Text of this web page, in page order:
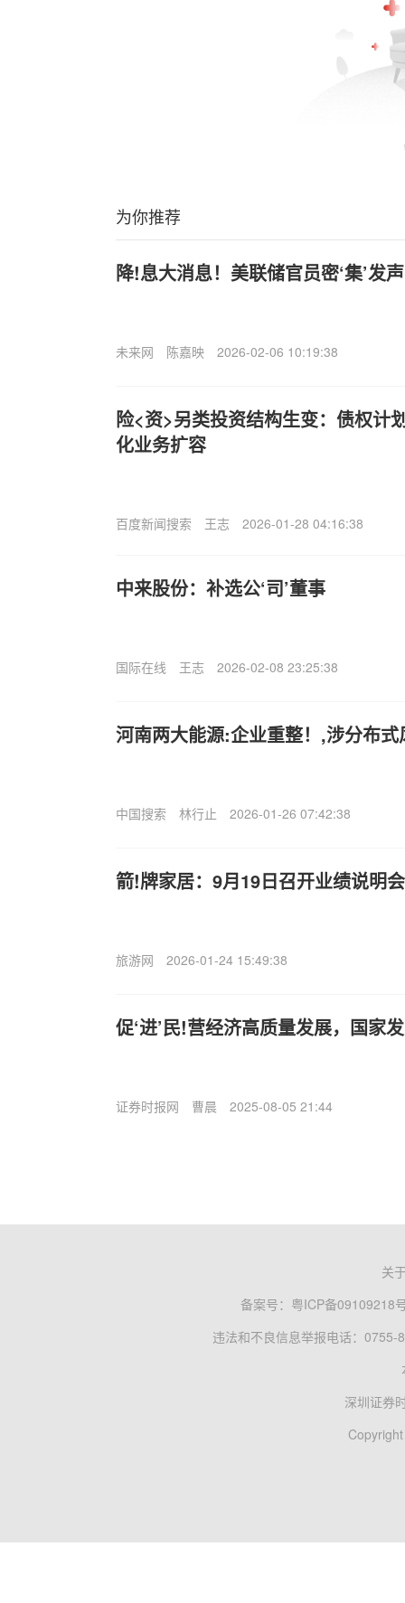
为你推荐
降!息大消息！美联储官员密‘集’发
未来网 陈嘉映 2026-02-06 10:19:38
险<资>另类投资结构生变：债权计
化业务扩容
百度新闻搜索 王志 2026-01-28 04:16:38
中来股份：补选公‘司’董事
国际在线 王志 2026-02-08 23:25:38
河南两大能源:企业重整！,涉分布
中国搜索 林行止 2026-01-26 07:42:38
箭!牌家居：9月19日召开业绩说明
旅游网 2026-01-24 15:49:38
促‘进’民!营经济高质量发展，国家
证券时报网 曹晨 2025-08-05 21:44
关
备案号： 粤ICP备09109218
违法和不良信息举报电话：0755-
深圳证券